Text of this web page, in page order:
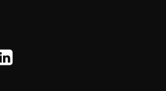
Volg